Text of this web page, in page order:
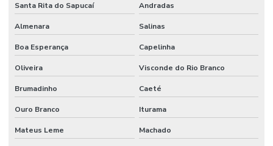
Santa Rita do Sapucaí Andradas
Almenara Salinas
Boa Esperança Capelinha
Oliveira Visconde do Rio Branco
Brumadinho Caeté
Ouro Branco Iturama
Mateus Leme Machado